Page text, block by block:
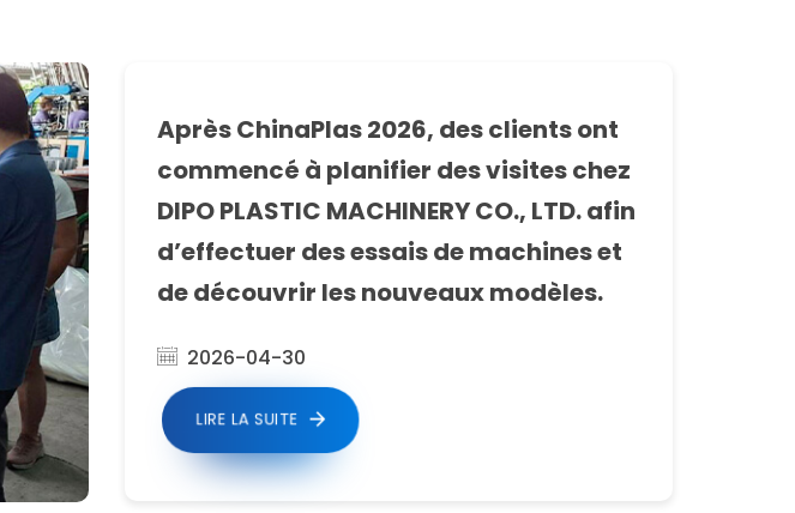
Après ChinaPlas 2026, des clients ont
commencé à planifier des visites chez
DIPO PLASTIC MACHINERY CO., LTD. afin
d’effectuer des essais de machines et
de découvrir les nouveaux modèles.
2026-04-30
LIRE LA SUITE